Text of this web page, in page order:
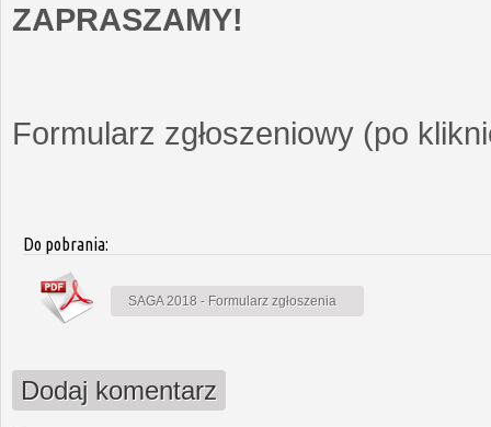
ZAPRASZAMY!
Formularz zgłoszeniowy (po
Do pobrania:
SAGA 2018 - Formularz zgłoszenia
Dodaj komentarz